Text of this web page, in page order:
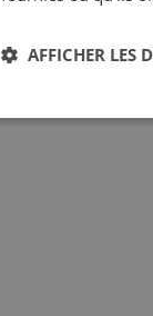
AFFICHER LES